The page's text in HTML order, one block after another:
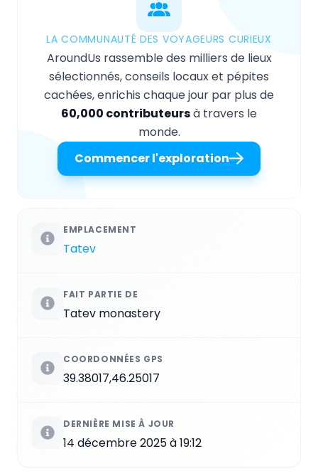
LA COMMUNAUTÉ DES VOYAGEURS CURIEUX
AroundUs rassemble des milliers de lieux
sélectionnés, conseils locaux et pépites
cachées, enrichis chaque jour par plus de
60,000 contributeursà travers le
monde.
Commencer l'exploration
EMPLACEMENT
Tatev
FAIT PARTIE DE
Tatev monastery
COORDONNÉES GPS
39.38017,46.25017
DERNIÈRE MISE À JOUR
14 décembre 2025 à 19:12